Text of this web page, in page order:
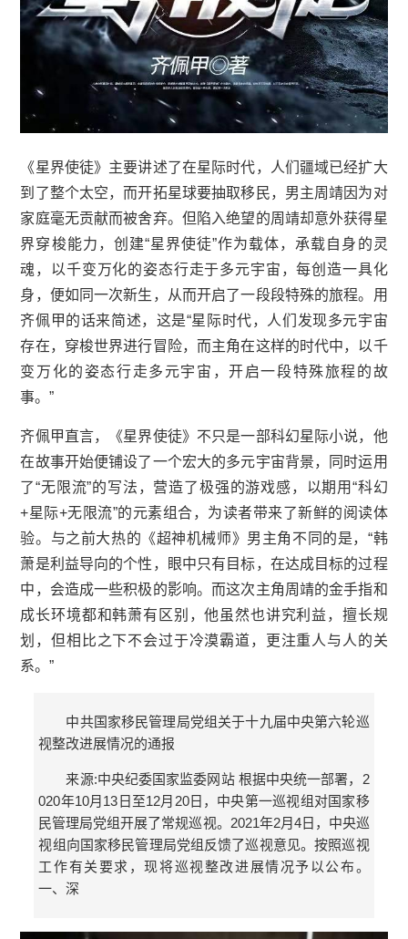
《星界使徒》主要讲述了在星际时代，人们疆域已经扩大
到了整个太空，而开拓星球要抽取移民，男主周靖因为对
家庭毫无贡献而被舍弃。但陷入绝望的周靖却意外获得星
界穿梭能力，创建“星界使徒”作为载体，承载自身的灵
魂，以千变万化的姿态行走于多元宇宙，每创造一具化
身，便如同一次新生，从而开启了一段段特殊的旅程。用
齐佩甲的话来简述，这是“星际时代，人们发现多元宇宙
存在，穿梭世界进行冒险，而主角在这样的时代中，以千
变万化的姿态行走多元宇宙，开启一段特殊旅程的故
事。”
齐佩甲直言，《星界使徒》不只是一部科幻星际小说，他
在故事开始便铺设了一个宏大的多元宇宙背景，同时运用
了“无限流”的写法，营造了极强的游戏感，以期用“科幻
+星际+无限流”的元素组合，为读者带来了新鲜的阅读体
验。与之前大热的《超神机械师》男主角不同的是，“韩
萧是利益导向的个性，眼中只有目标，在达成目标的过程
中，会造成一些积极的影响。而这次主角周靖的金手指和
成长环境都和韩萧有区别，他虽然也讲究利益，擅长规
划，但相比之下不会过于冷漠霸道，更注重人与人的关
系。”
中共国家移民管理局党组关于十九届中央第六轮巡
视整改进展情况的通报
来源:中央纪委国家监委网站 根据中央统一部署，2
020年10月13日至12月20日，中央第一巡视组对国家移
民管理局党组开展了常规巡视。2021年2月4日，中央巡
视组向国家移民管理局党组反馈了巡视意见。按照巡视
工作有关要求，现将巡视整改进展情况予以公布。
一、深